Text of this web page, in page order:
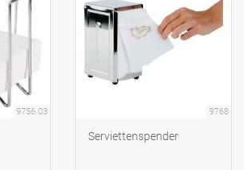
9756.03 9768
Serviettenspender